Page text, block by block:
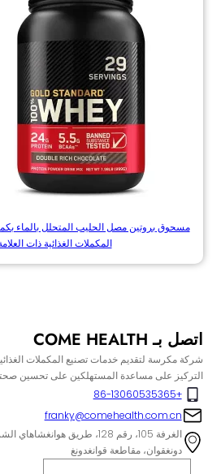
مسحوق بروتين مصل الحليب المتحلل بالماء
المكملات الغذائية ذات
اتصل بـ COME HEALTH
شركة مكرسة لتقديم خدمات تصنيع المكملات
التركيز على مساعدة المستهلكين على تحسين
+86-13060535365
franky@comehealth.com.cn
الغرفة 105، رقم 128، طريق
دونغقوان، مقاطعة قوانغدونغ